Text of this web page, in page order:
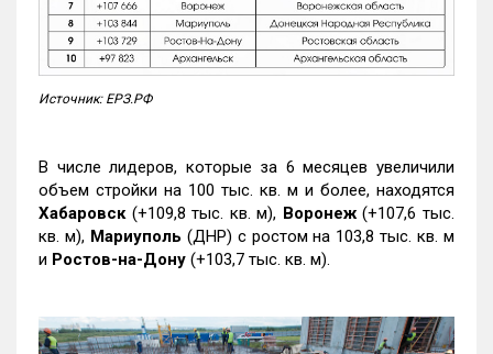
Источник: ЕРЗ.РФ
В числе лидеров, которые за 6 месяцев увеличили
объем стройки на 100 тыс. кв. м и более, находятся
Хабаровск (+109,8 тыс. кв. м), Воронеж(+107,6 тыс.
кв. м), Мариуполь (ДНР) с ростом на 103,8 тыс. кв. м
и Ростов-на-Дону (+103,7 тыс. кв. м).